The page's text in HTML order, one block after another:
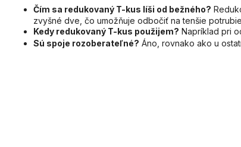
Čím sa redukovaný T-kus líši od bežného?
zvyšné dve, čo umožňuje odbočiť na tenšie
Kedy redukovaný T-kus použijem? Napríklad pri
Sú spoje rozoberateľné? Áno, rovnako ako u